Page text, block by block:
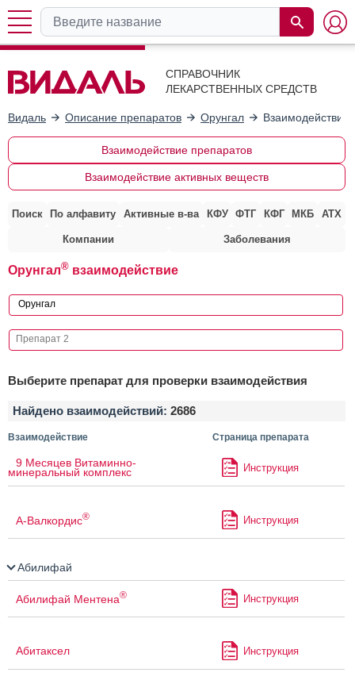
СПРАВОЧНИК
ЛЕКАРСТВЕННЫХ СРЕДСТВ
Видаль Описание препаратов Орунгал Взаимодействие
Взаимодействие препаратов
Взаимодействие активных веществ
Поиск По алфавиту Активные в-ва КФУ ФТГ КФГ МКБ АТХ
Компании Заболевания
Орунгал® взаимодействие
Выберите препарат для проверки взаимодействия
Найдено взаимодействий: 2686
Взаимодействие Страница препарата
9 Месяцев Витаминно-
минеральный комплекс Инструкция
А-Валкордис® Инструкция
Абилифай
Абилифай Ментена® Инструкция
Абитаксел Инструкция